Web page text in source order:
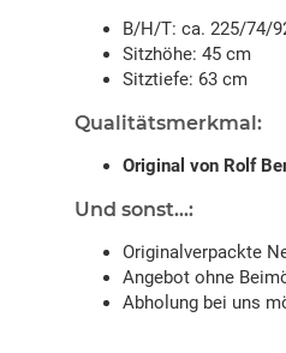
B/H/T: ca. 225/74/
Sitzhöhe: 45 cm
Sitztiefe: 63 cm
Qualitätsmerkmal:
Original von Rolf
Und sonst...:
Originalverpackte
Angebot ohne
Abholung bei uns